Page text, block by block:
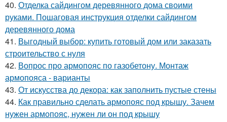
40. Отделка сайдингом деревянного дома своими
руками. Пошаговая инструкция отделки сайдингом
деревянного дома
41. Выгодный выбор: купить готовый дом или заказать
строительство с нуля
42. Вопрос про армопояс по газобетону. Монтаж
армопояса - варианты
43. От искусства до декора: как заполнить пустые стены
44. Как правильно сделать армопояс под крышу. Зачем
нужен армопояс, нужен ли он под крышу